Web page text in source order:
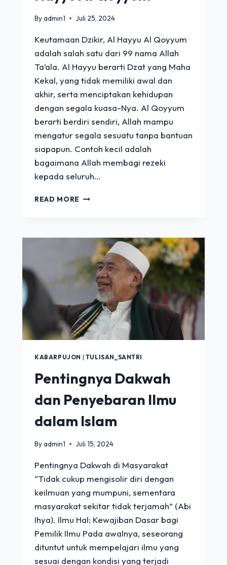
Byadmin1 Juli 25, 2024
Keutamaan Dzikir, Al Hayyu Al Qoyyum
adalah salah satu dari 99 nama Allah
Ta’ala. Al Hayyu berarti Dzat yang Maha
Kekal, yang tidak memiliki awal dan
akhir, serta menciptakan kehidupan
dengan segala kuasa-Nya. Al Qoyyum
berarti berdiri sendiri, Allah mampu
mengatur segala sesuatu tanpa bantuan
siapapun. Contoh kecil adalah
bagaimana Allah membagi rezeki
kepada seluruh…
READ MORE KEUTAMAAN
AL
QOYYUM
KABARPUJON | TULISAN_SANTRI
Pentingnya Dakwah
dan Penyebaran Ilmu
dalam Islam
Byadmin1 Juli 15, 2024
Pentingnya Dakwah di Masyarakat
“Tidak cukup mengisolir diri dengan
keilmuan yang mumpuni, sementara
masyarakat sekitar tidak terjamah” (Abi
Ihya). Ilmu Hal: Kewajiban Dasar bagi
Pemilik Ilmu Pada awalnya, seseorang
dituntut untuk mempelajari ilmu yang
sesuai dengan kondisi yang terjadi